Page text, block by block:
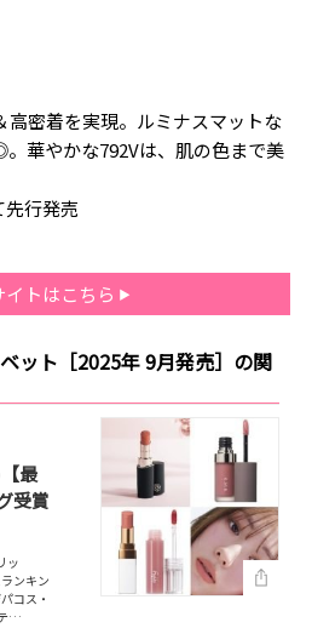
高密着を実現。ルミナスマットな
華やかな792Vは、肌の色まで美
先行発売
イトはこちら
ット［2025年 9月発売］の関
最
受賞
ッ
ンキン
コス・
…